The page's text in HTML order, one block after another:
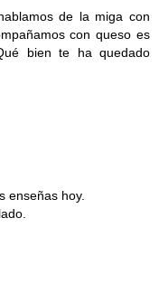
de la miga con
con queso es
bien te ha quedado
enseñas hoy.